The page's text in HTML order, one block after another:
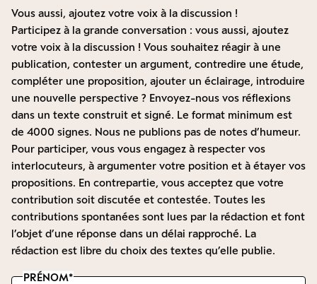
Vous aussi, ajoutez votre voix à la discussion !
Participez à la grande conversation : vous aussi, ajoutez
votre voix à la discussion ! Vous souhaitez réagir à une
publication, contester un argument, contredire une étude,
compléter une proposition, ajouter un éclairage, introduire
une nouvelle perspective ? Envoyez-nous vos réflexions
dans un texte construit et signé. Le format minimum est
de 4000 signes. Nous ne publions pas de notes d’humeur.
Pour participer, vous vous engagez à respecter vos
interlocuteurs, à argumenter votre position et à étayer vos
propositions. En contrepartie, vous acceptez que votre
contribution soit discutée et contestée. Toutes les
contributions spontanées sont lues par la rédaction et font
l’objet d’une réponse dans un délai rapproché. La
rédaction est libre du choix des textes qu’elle publie.
PRÉNOM